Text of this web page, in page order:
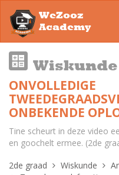
WeZooz
Academy
Wiskunde
ONVOLLEDIGE
ONBEKENDE
Tine scheurt in deze video
en goochelt ermee. (2de
2de graad
Wiskunde